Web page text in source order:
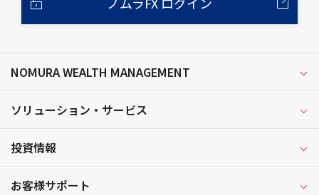
NOMURA WEALTH MANAGEMENT
ソリューション・サービス
投資情報
お客様サポート